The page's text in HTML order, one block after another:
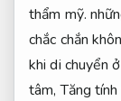
thẩm mỹ.
chắc chắn
khi di chuyển
tâm,Tăng